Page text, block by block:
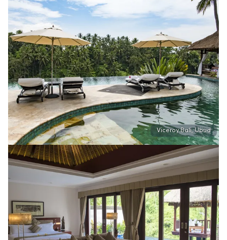
Viceroy Bali, Ubud